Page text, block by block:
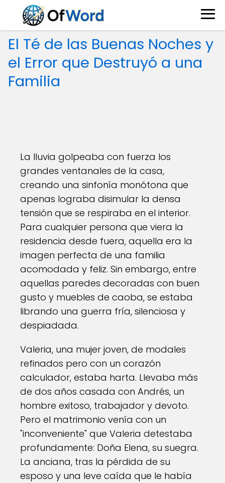
El Té de las Buenas Noches y
el Error que Destruyó a una
Familia
La lluvia golpeaba con fuerza los
grandes ventanales de la casa,
creando una sinfonía monótona que
apenas lograba disimular la densa
tensión que se respiraba en el interior.
Para cualquier persona que viera la
residencia desde fuera, aquella era la
imagen perfecta de una familia
acomodada y feliz. Sin embargo, entre
aquellas paredes decoradas con buen
gusto y muebles de caoba, se estaba
librando una guerra fría, silenciosa y
despiadada.
Valeria, una mujer joven, de modales
refinados pero con un corazón
calculador, estaba harta. Llevaba más
de dos años casada con Andrés, un
hombre exitoso, trabajador y devoto.
Pero el matrimonio venía con un
"inconveniente" que Valeria detestaba
profundamente: Doña Elena, su suegra.
La anciana, tras la pérdida de su
esposo y una leve caída que le había